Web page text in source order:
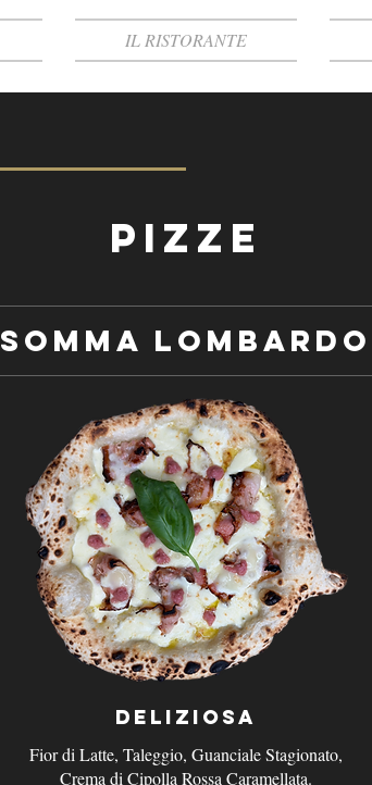
IL RISTORANTE
Pizze
Somma Lombardo
Deliziosa
Fior di Latte, Taleggio, Guanciale Stagionato,
Crema di Cipolla Rossa Caramellata.